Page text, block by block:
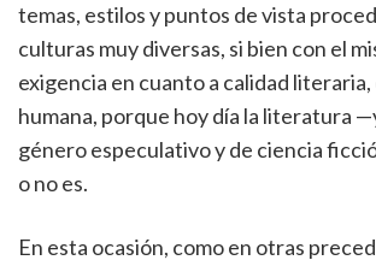
temas, estilos y puntos de vista
culturas muy diversas, si bien con el
exigencia en cuanto a calidad
humana, porque hoy día la literatura
género especulativo y de ciencia
o no es.
En esta ocasión, como en otras